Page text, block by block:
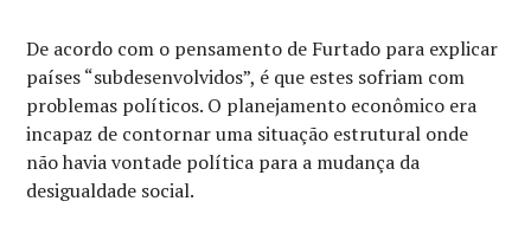
De acordo com o pensamento de Furtado para explicar
países “subdesenvolvidos”, é que estes sofriam com
problemas políticos. O planejamento econômico era
incapaz de contornar uma situação estrutural onde
não havia vontade política para a mudança da
desigualdade social.